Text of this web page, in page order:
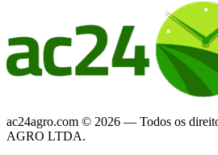
ac24agro.com © 2026 — Todos os
AGRO LTDA.